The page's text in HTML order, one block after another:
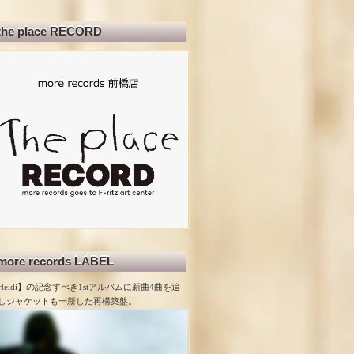
place RECORD
records LABEL
】の記念すべき1stアルバムに新曲4曲を追
ジャケットも一新した再構築盤。